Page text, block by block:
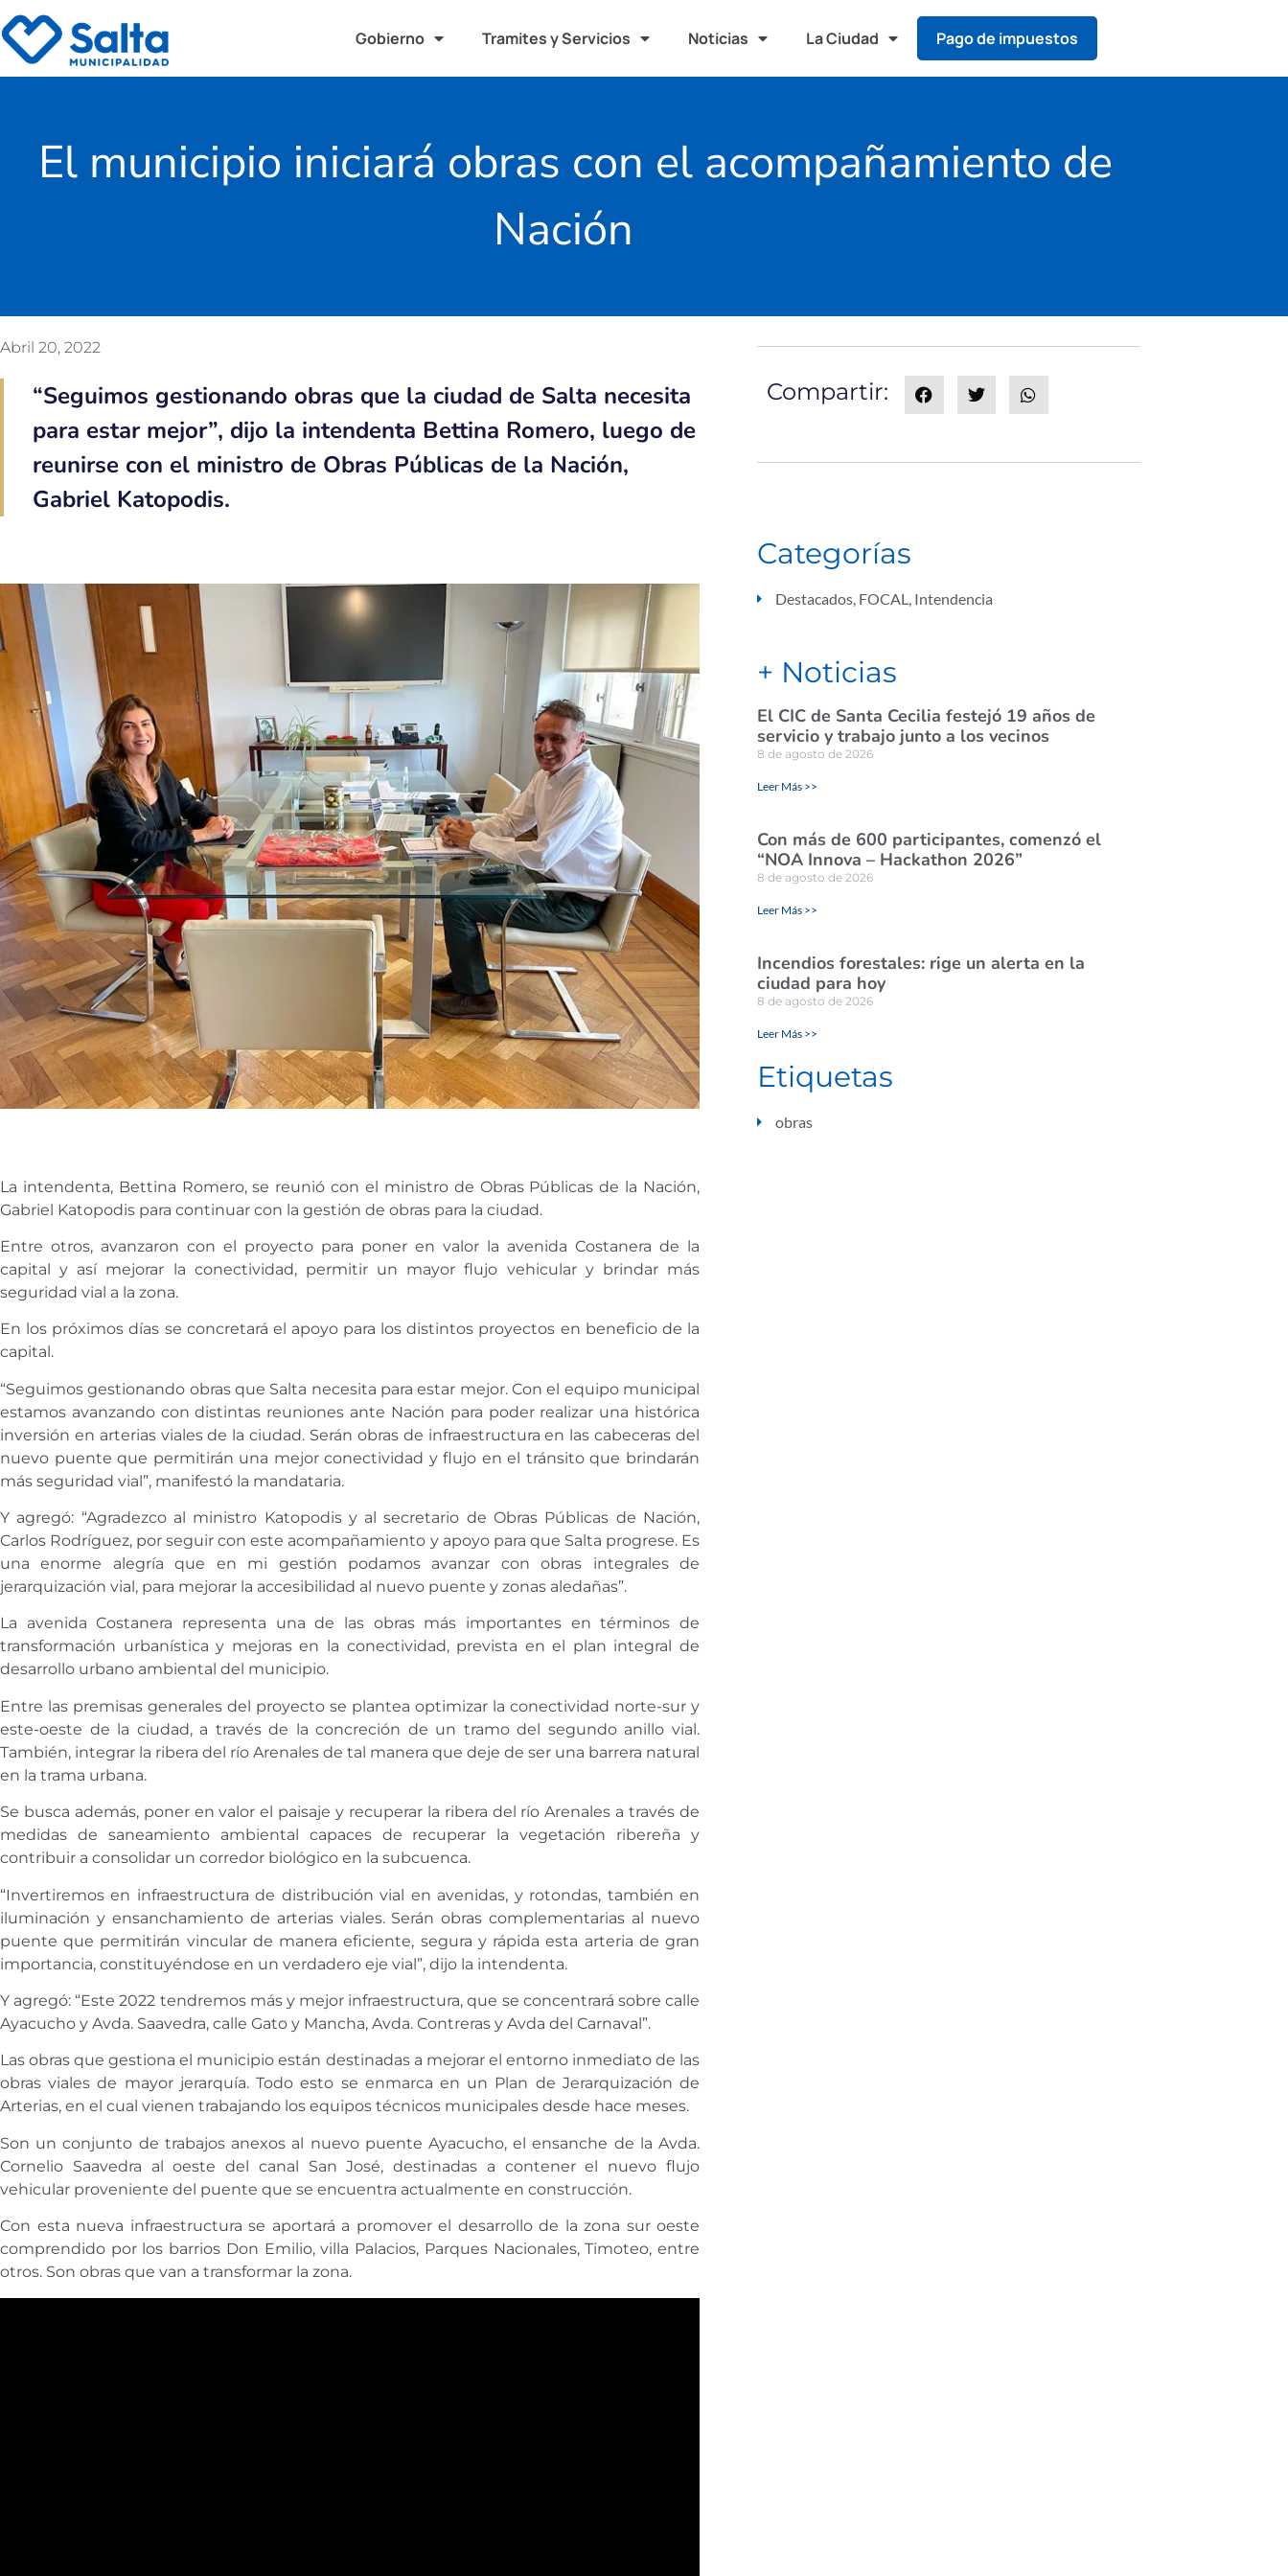
Gobierno Tramites y Servicios Noticias La Ciudad Pago de impuestos
El municipio iniciará obras con el acompañamiento de
Nación
Abril 20, 2022
“Seguimos gestionando obras que la ciudad de Salta necesita
para estar mejor”, dijo la intendenta Bettina Romero, luego de
reunirse con el ministro de Obras Públicas de la Nación,
Gabriel Katopodis.
La intendenta, Bettina Romero, se reunió con el ministro de Obras Públicas de la Nación,
Gabriel Katopodis para continuar con la gestión de obras para la ciudad.
Entre otros, avanzaron con el proyecto para poner en valor la avenida Costanera de la
capital y así mejorar la conectividad, permitir un mayor flujo vehicular y brindar más
seguridad vial a la zona.
En los próximos días se concretará el apoyo para los distintos proyectos en beneficio de la
capital.
“Seguimos gestionando obras que Salta necesita para estar mejor. Con el equipo municipal
estamos avanzando con distintas reuniones ante Nación para poder realizar una histórica
inversión en arterias viales de la ciudad. Serán obras de infraestructura en las cabeceras del
nuevo puente que permitirán una mejor conectividad y flujo en el tránsito que brindarán
más seguridad vial”, manifestó la mandataria.
Y agregó: “Agradezco al ministro Katopodis y al secretario de Obras Públicas de Nación,
Carlos Rodríguez, por seguir con este acompañamiento y apoyo para que Salta progrese. Es
una enorme alegría que en mi gestión podamos avanzar con obras integrales de
jerarquización vial, para mejorar la accesibilidad al nuevo puente y zonas aledañas”.
La avenida Costanera representa una de las obras más importantes en términos de
transformación urbanística y mejoras en la conectividad, prevista en el plan integral de
desarrollo urbano ambiental del municipio.
Entre las premisas generales del proyecto se plantea optimizar la conectividad norte-sur y
este-oeste de la ciudad, a través de la concreción de un tramo del segundo anillo vial.
También, integrar la ribera del río Arenales de tal manera que deje de ser una barrera natural
en la trama urbana.
Se busca además, poner en valor el paisaje y recuperar la ribera del río Arenales a través de
medidas de saneamiento ambiental capaces de recuperar la vegetación ribereña y
contribuir a consolidar un corredor biológico en la subcuenca.
“Invertiremos en infraestructura de distribución vial en avenidas, y rotondas, también en
iluminación y ensanchamiento de arterias viales. Serán obras complementarias al nuevo
puente que permitirán vincular de manera eficiente, segura y rápida esta arteria de gran
importancia, constituyéndose en un verdadero eje vial”, dijo la intendenta.
Y agregó: “Este 2022 tendremos más y mejor infraestructura, que se concentrará sobre calle
Ayacucho y Avda. Saavedra, calle Gato y Mancha, Avda. Contreras y Avda del Carnaval”.
Las obras que gestiona el municipio están destinadas a mejorar el entorno inmediato de las
obras viales de mayor jerarquía. Todo esto se enmarca en un Plan de Jerarquización de
Arterias, en el cual vienen trabajando los equipos técnicos municipales desde hace meses.
Son un conjunto de trabajos anexos al nuevo puente Ayacucho, el ensanche de la Avda.
Cornelio Saavedra al oeste del canal San José, destinadas a contener el nuevo flujo
vehicular proveniente del puente que se encuentra actualmente en construcción.
Con esta nueva infraestructura se aportará a promover el desarrollo de la zona sur oeste
comprendido por los barrios Don Emilio, villa Palacios, Parques Nacionales, Timoteo, entre
otros. Son obras que van a transformar la zona.
Compartir:
Categorías
Destacados, FOCAL, Intendencia
+ Noticias
El CIC de Santa Cecilia festejó 19 años de
servicio y trabajo junto a los vecinos
8 de agosto de 2026
Leer Más >>
Con más de 600 participantes, comenzó el
“NOA Innova – Hackathon 2026”
8 de agosto de 2026
Leer Más >>
Incendios forestales: rige un alerta en la
ciudad para hoy
8 de agosto de 2026
Leer Más >>
Etiquetas
obras